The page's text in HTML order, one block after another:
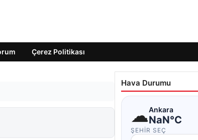
Çerez Politikası
Hava Durumu
☁Ankara
NaN°C
ŞEHIR SEÇ